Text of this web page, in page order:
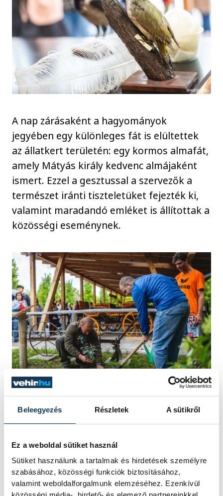
Beleegyezés Részletek A sütikről
Ez a weboldal sütiket használ
Sütiket használunk a tartalmak és hirdetések személyre
szabásához, közösségi funkciók biztosításához,
valamint weboldalforgalmunk elemzéséhez. Ezenkívül
A nap zárásaként a hagyományok
jegyében egy különleges fát is elültettek
az állatkert területén: egy kormos almafát,
amely Mátyás király kedvenc almájaként
ismert. Ezzel a gesztussal a szervezők a
természet iránti tiszteletüket fejezték ki,
valamint maradandó emléket is állítottak a
közösségi eseménynek.
Az állatkert vezetése bízik abban, hogy a
madarak és fák napja jövőre is hasonló
lelkesedéssel és együttműködéssel
valósulhat meg, és a most ültetett fa
hosszú éveken át hirdeti majd a természet
iránti felelősséget és szeretetet.